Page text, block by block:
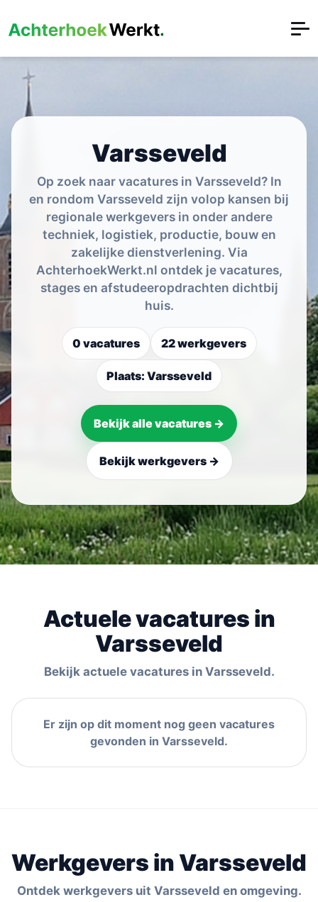
Varsseveld
Op zoek naar vacatures in Varsseveld? In
en rondom Varsseveld zijn volop kansen bij
regionale werkgevers in onder andere
techniek, logistiek, productie, bouw en
zakelijke dienstverlening. Via
AchterhoekWerkt.nl ontdek je vacatures,
stages en afstudeeropdrachten dichtbij
huis.
0 vacatures 22 werkgevers
Plaats: Varsseveld
Bekijk alle vacatures →
Bekijk werkgevers →
Actuele vacatures in
Varsseveld
Bekijk actuele vacatures in Varsseveld.
Er zijn op dit moment nog geen vacatures
gevonden in Varsseveld.
Werkgevers in Varsseveld
Ontdek werkgevers uit Varsseveld en omgeving.